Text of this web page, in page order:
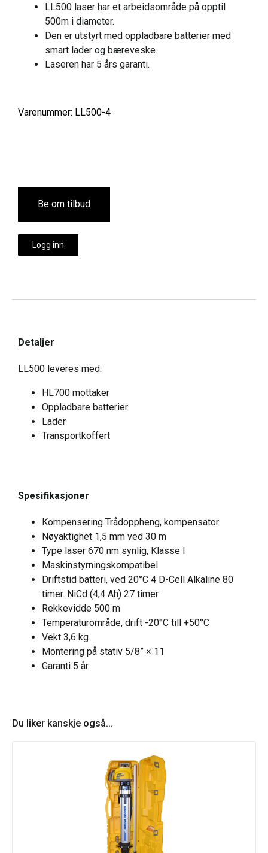
LL500 laser har et arbeidsområde på opptil
500m i diameter.
Den er utstyrt med oppladbare batterier med
smart lader og bæreveske.
Laseren har 5 års garanti.
Varenummer: LL500-4
Be om tilbud
Logg inn
Detaljer
LL500 leveres med:
HL700 mottaker
Oppladbare batterier
Lader
Transportkoffert
Spesifikasjoner
Kompensering Trådoppheng, kompensator
Nøyaktighet 1,5 mm ved 30 m
Type laser 670 nm synlig, Klasse I
Maskinstyrningskompatibel
Driftstid batteri, ved 20°C 4 D-Cell Alkaline 80
timer. NiCd (4,4 Ah) 27 timer
Rekkevidde 500 m
Temperaturområde, drift -20°C till +50°C
Vekt 3,6 kg
Montering på stativ 5/8” × 11
Garanti 5 år
Du liker kanskje også…